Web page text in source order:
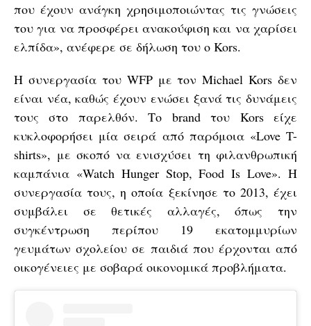
που έχουν ανάγκη χρησιμοποιώντας τις γνώσεις
του για να προσφέρει ανακούφιση και να χαρίσει
ελπίδα», ανέφερε σε δήλωση του ο Kors.
Η συνεργασία του WFP με τον Michael Kors δεν
είναι νέα, καθώς έχουν ενώσει ξανά τις δυνάμεις
τους στο παρελθόν. Το brand του Kors είχε
κυκλοφορήσει μία σειρά από παρόμοια «Love T-
shirts», με σκοπό να ενισχύσει τη φιλανθρωπική
καμπάνια «Watch Hunger Stop, Food Is Love». Η
συνεργασία τους, η οποία ξεκίνησε το 2013, έχει
συμβάλει σε θετικές αλλαγές, όπως την
συγκέντρωση περίπου 19 εκατομμυρίων
γευμάτων σχολείου σε παιδιά που έρχονται από
οικογένειες με σοβαρά οικονομικά προβλήματα.